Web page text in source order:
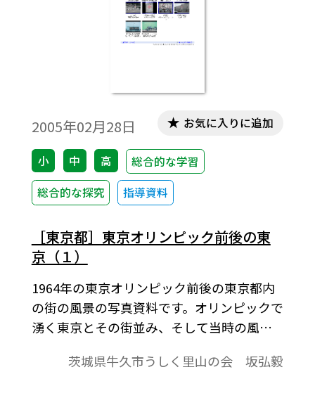
2005年02月28日
小 中 高
総合的な学習
総合的な探究
指導資料
お気に入りに追加
［東京都］東京オリンピック前後の東
京（１）
1964年の東京オリンピック前後の東京都内
の街の風景の写真資料です。オリンピックで
湧く東京とその街並み、そして当時の風俗
の京王百貨店の全景」「新宿西口、安田生
茨城県牛久市うしく里山の会 坂弘毅